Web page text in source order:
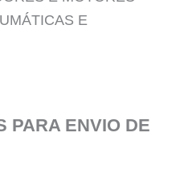
E
PARA ENVIO DE